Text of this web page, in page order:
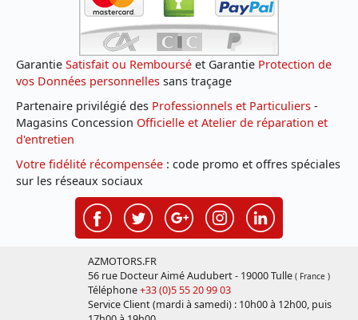
Garantie Satisfait ou Remboursé et Garantie Protection de
vos Données personnelles sans traçage
Partenaire privilégié des Professionnels et Particuliers -
Magasins Concession Officielle et Atelier de réparation et
d'entretien
Votre fidélité récompensée : code promo et offres spéciales
sur les réseaux sociaux
AZMOTORS.FR
56 rue Docteur Aimé Audubert - 19000 Tulle ( France )
Téléphone+33 (0)5 55 20 99 03
Service Client (mardi à samedi) : 10h00 à 12h00, puis